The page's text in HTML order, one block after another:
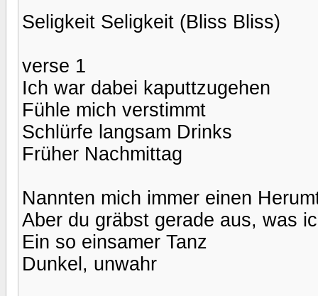
Seligkeit Seligkeit (Bliss Bliss)
verse 1
Ich war dabei kaputtzugehen
Fühle mich verstimmt
Schlürfe langsam Drinks
Früher Nachmittag
Nannten mich immer einen
Aber du gräbst gerade aus, was
Ein so einsamer Tanz
Dunkel, unwahr